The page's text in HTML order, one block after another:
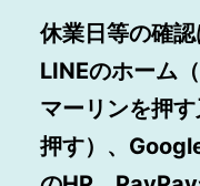
休業日等の確
LINEのホーム
マーリンを押
押す）、